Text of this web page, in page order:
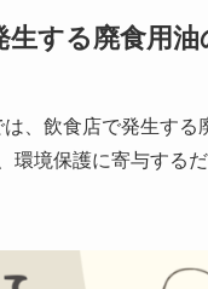
生する廃食用油
、飲食店で発生する
環境保護に寄与するだ